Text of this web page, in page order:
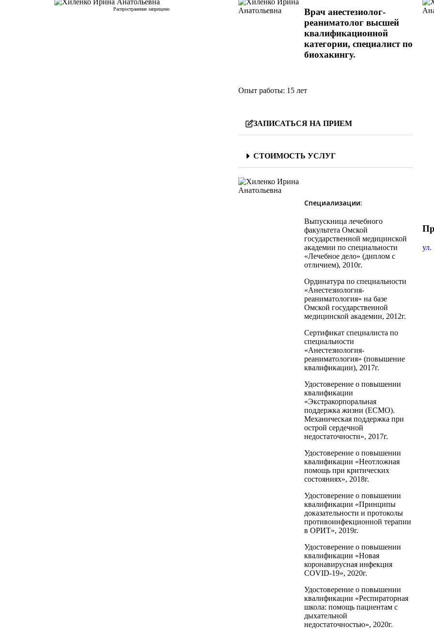
Распространение запрещено
Врач анестезиолог-
реаниматолог высшей
квалификационной
категории, специалист по
биохакингу.
Опыт работы: 15 лет
ЗАПИСАТЬСЯ НА ПРИЕМ
СТОИМОСТЬ УСЛУГ
Специализации:
Выпускница лечебного
факультета Омской
государственной медицинской
академии по специальности
«Лечебное дело» (диплом с
отличием), 2010г.
Ординатура по специальности
«Анестезиология-
реаниматология» на базе
Омской государственной
медицинской академии, 2012г.
Сертификат специалиста по
специальности
«Анестезиология-
реаниматология» (повышение
квалификации), 2017г.
Удостоверение о повышении
квалификации
«Экстракорпоральная
поддержка жизни (ECMO).
Механическая поддержка при
острой сердечной
недостаточности», 2017г.
Удостоверение о повышении
квалификации «Неотложная
помощь при критических
состояниях», 2018г.
Удостоверение о повышении
квалификации «Принципы
доказательности и протоколы
противоинфекционной терапии
в ОРИТ», 2019г.
Удостоверение о повышении
квалификации «Новая
коронавирусная инфекция
COVID-19», 2020г.
Удостоверение о повышении
квалификации «Респираторная
школа: помощь пациентам с
дыхательной
недостаточностью», 2020г.
ул.